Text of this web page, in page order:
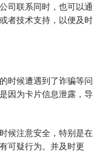
司联系同时，也可以通
者技术支持，以便及时
时候遭遇到了诈骗等问
因为卡片信息泄露，导
候注意安全，特别是在
可疑行为。并及时更